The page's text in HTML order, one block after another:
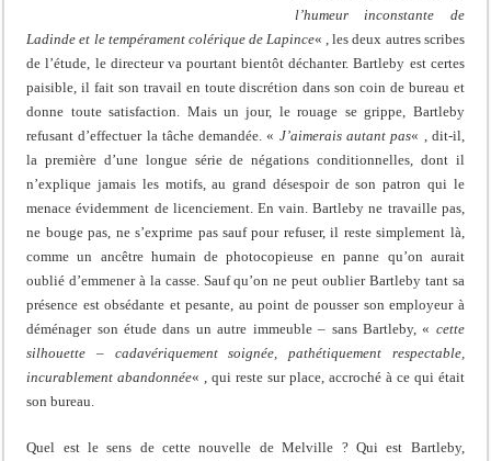
l’humeur inconstante de
Ladinde et le tempérament colérique de Lapince« , les deux autres scribes
de l’étude, le directeur va pourtant bientôt déchanter. Bartleby est certes
paisible, il fait son travail en toute discrétion dans son coin de bureau et
donne toute satisfaction. Mais un jour, le rouage se grippe, Bartleby
refusant d’effectuer la tâche demandée. « J’aimerais autant pas« , dit-il,
la première d’une longue série de négations conditionnelles, dont il
n’explique jamais les motifs, au grand désespoir de son patron qui le
menace évidemment de licenciement. En vain. Bartleby ne travaille pas,
ne bouge pas, ne s’exprime pas sauf pour refuser, il reste simplement là,
comme un ancêtre humain de photocopieuse en panne qu’on aurait
oublié d’emmener à la casse. Sauf qu’on ne peut oublier Bartleby tant sa
présence est obsédante et pesante, au point de pousser son employeur à
déménager son étude dans un autre immeuble – sans Bartleby, « cette
silhouette – cadavériquement soignée, pathétiquement respectable,
incurablement abandonnée« , qui reste sur place, accroché à ce qui était
son bureau.
Quel est le sens de cette nouvelle de Melville ? Qui est Bartleby,